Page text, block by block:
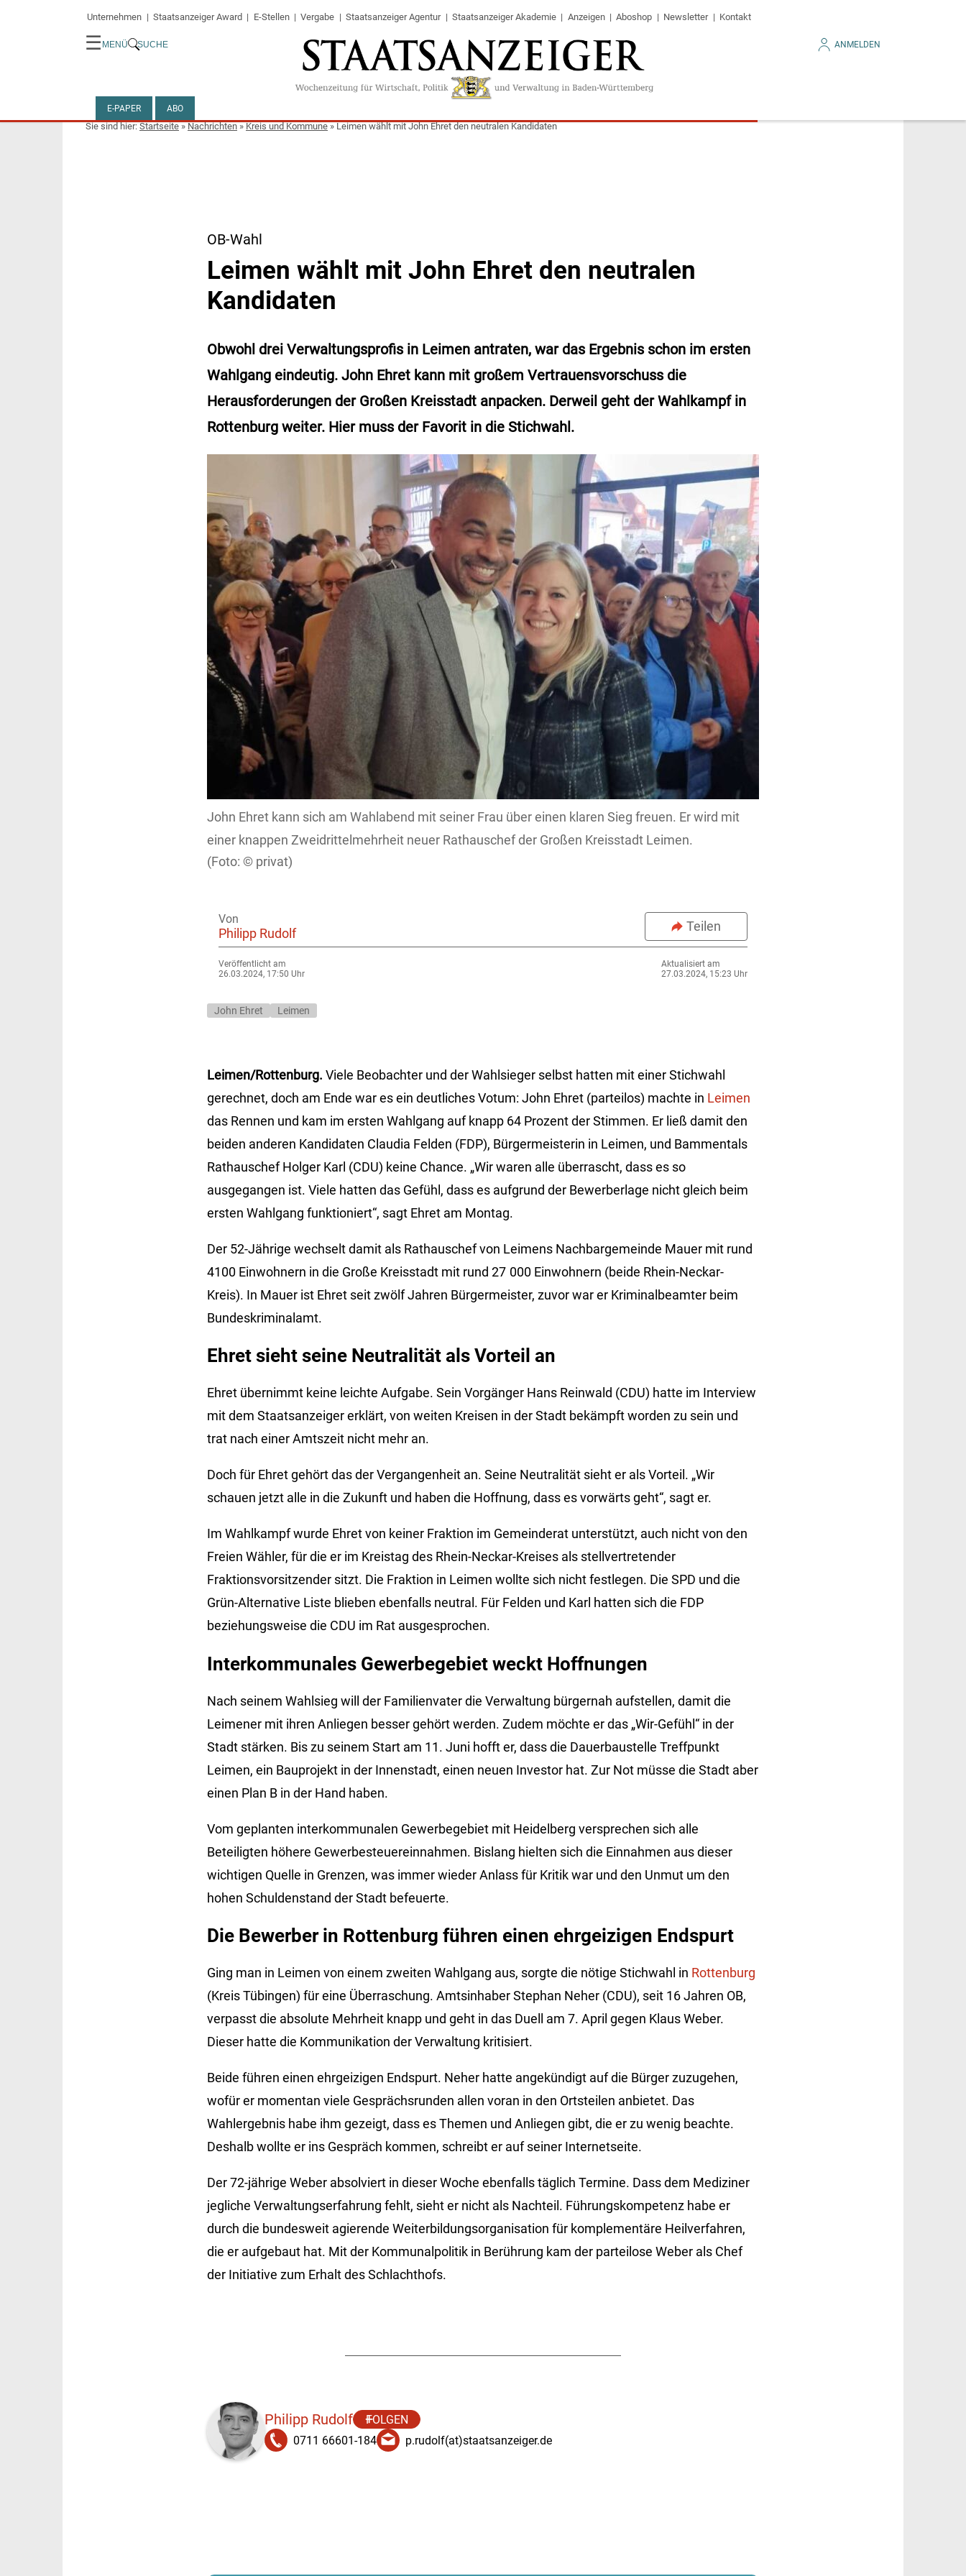
Unternehmen Staatsanzeiger Award E-Stellen Vergabe Staatsanzeiger Agentur Staatsanzeiger Akademie Anzeigen Aboshop Newsletter Kontakt
☰ MENÜ SUCHE ANMELDEN
E-PAPER ABO
Startseite»Nachrichten»Kreis und Kommune»Leimen wählt mit John Ehret den neutralen Kandidaten
OB-Wahl
Leimen wählt mit John Ehret den neutralen
Kandidaten
Obwohl drei Verwaltungsprofis in Leimen antraten, war das Ergebnis schon im ersten
Wahlgang eindeutig. John Ehret kann mit großem Vertrauensvorschuss die
Herausforderungen der Großen Kreisstadt anpacken. Derweil geht der Wahlkampf in
Rottenburg weiter. Hier muss der Favorit in die Stichwahl.
John Ehret kann sich am Wahlabend mit seiner Frau über einen klaren Sieg freuen. Er wird mit
einer knappen Zweidrittelmehrheit neuer Rathauschef der Großen Kreisstadt Leimen.
privat)
Von
Philipp Rudolf Teilen
Veröffentlicht am
26.03.2024, 17:50 Uhr
Aktualisiert am
27.03.2024, 15:23 Uhr
John Ehret Leimen
Leimen/Rottenburg. Viele Beobachter und der Wahlsieger selbst hatten mit einer Stichwahl
gerechnet, doch am Ende war es ein deutliches Votum: John Ehret (parteilos) machte in Leimen
das Rennen und kam im ersten Wahlgang auf knapp 64 Prozent der Stimmen. Er ließ damit den
beiden anderen Kandidaten Claudia Felden (FDP), Bürgermeisterin in Leimen, und Bammentals
Rathauschef Holger Karl (CDU) keine Chance. „Wir waren alle überrascht, dass es so
ausgegangen ist. Viele hatten das Gefühl, dass es aufgrund der Bewerberlage nicht gleich beim
ersten Wahlgang funktioniert“, sagt Ehret am Montag.
Der 52-Jährige wechselt damit als Rathauschef von Leimens Nachbargemeinde Mauer mit rund
4100 Einwohnern in die Große Kreisstadt mit rund 27 000 Einwohnern (beide Rhein-Neckar-
Kreis). In Mauer ist Ehret seit zwölf Jahren Bürgermeister, zuvor war er Kriminalbeamter beim
Bundeskriminalamt.
Ehret sieht seine Neutralität als Vorteil an
Ehret übernimmt keine leichte Aufgabe. Sein Vorgänger Hans Reinwald (CDU) hatte im Interview
mit dem Staatsanzeiger erklärt, von weiten Kreisen in der Stadt bekämpft worden zu sein und
trat nach einer Amtszeit nicht mehr an.
Doch für Ehret gehört das der Vergangenheit an. Seine Neutralität sieht er als Vorteil. „Wir
schauen jetzt alle in die Zukunft und haben die Hoffnung, dass es vorwärts geht“, sagt er.
Im Wahlkampf wurde Ehret von keiner Fraktion im Gemeinderat unterstützt, auch nicht von den
Freien Wähler, für die er im Kreistag des Rhein-Neckar-Kreises als stellvertretender
Fraktionsvorsitzender sitzt. Die Fraktion in Leimen wollte sich nicht festlegen. Die SPD und die
Grün-Alternative Liste blieben ebenfalls neutral. Für Felden und Karl hatten sich die FDP
beziehungsweise die CDU im Rat ausgesprochen.
Interkommunales Gewerbegebiet weckt Hoffnungen
Nach seinem Wahlsieg will der Familienvater die Verwaltung bürgernah aufstellen, damit die
Leimener mit ihren Anliegen besser gehört werden. Zudem möchte er das „Wir-Gefühl“ in der
Stadt stärken. Bis zu seinem Start am 11. Juni hofft er, dass die Dauerbaustelle Treffpunkt
Leimen, ein Bauprojekt in der Innenstadt, einen neuen Investor hat. Zur Not müsse die Stadt aber
einen Plan B in der Hand haben.
Vom geplanten interkommunalen Gewerbegebiet mit Heidelberg versprechen sich alle
Beteiligten höhere Gewerbesteuereinnahmen. Bislang hielten sich die Einnahmen aus dieser
wichtigen Quelle in Grenzen, was immer wieder Anlass für Kritik war und den Unmut um den
hohen Schuldenstand der Stadt befeuerte.
Die Bewerber in Rottenburg führen einen ehrgeizigen Endspurt
Ging man in Leimen von einem zweiten Wahlgang aus, sorgte die nötige Stichwahl in Rottenburg
(Kreis Tübingen) für eine Überraschung. Amtsinhaber Stephan Neher (CDU), seit 16 Jahren OB,
verpasst die absolute Mehrheit knapp und geht in das Duell am 7. April gegen Klaus Weber.
Dieser hatte die Kommunikation der Verwaltung kritisiert.
Beide führen einen ehrgeizigen Endspurt. Neher hatte angekündigt auf die Bürger zuzugehen,
wofür er momentan viele Gesprächsrunden allen voran in den Ortsteilen anbietet. Das
Wahlergebnis habe ihm gezeigt, dass es Themen und Anliegen gibt, die er zu wenig beachte.
Deshalb wollte er ins Gespräch kommen, schreibt er auf seiner Internetseite.
Der 72-jährige Weber absolviert in dieser Woche ebenfalls täglich Termine. Dass dem Mediziner
jegliche Verwaltungserfahrung fehlt, sieht er nicht als Nachteil. Führungskompetenz habe er
durch die bundesweit agierende Weiterbildungsorganisation für komplementäre Heilverfahren,
die er aufgebaut hat. Mit der Kommunalpolitik in Berührung kam der parteilose Weber als Chef
der Initiative zum Erhalt des Schlachthofs.
Philipp Rudolf
FOLGEN
0711 66601-184
p.rudolf(at)staatsanzeiger.de